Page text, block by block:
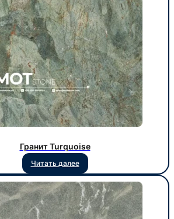
Гранит Turquoise
Читать далее